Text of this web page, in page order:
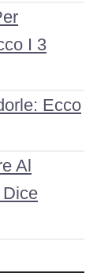
I 3
Ecco
Al